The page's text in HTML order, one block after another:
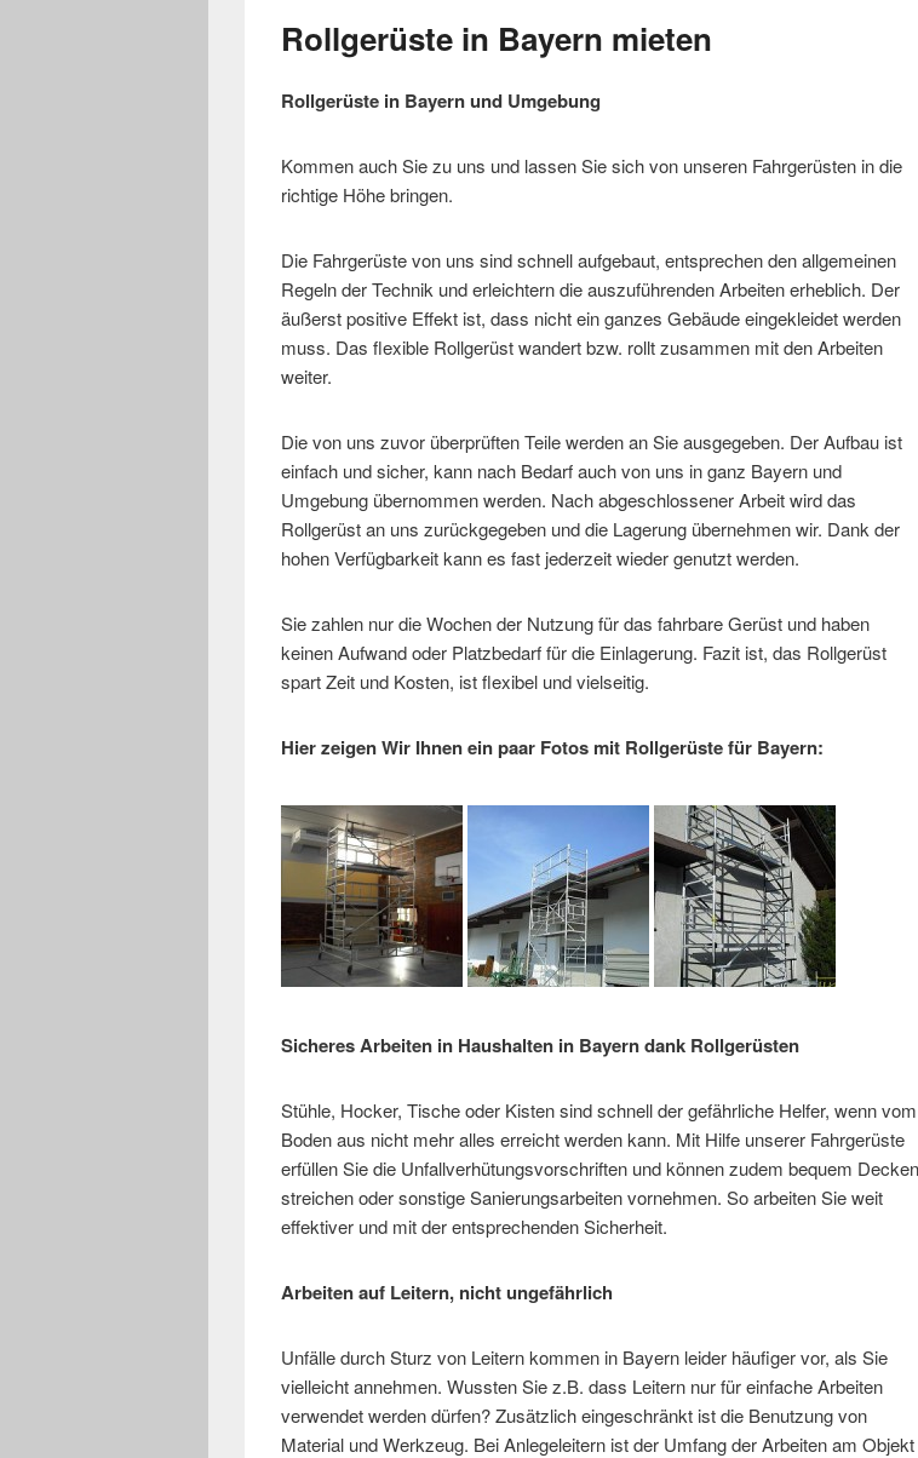
Rollgerüste in Bayern mieten
Rollgerüste in Bayern und Umgebung
Kommen auch Sie zu uns und lassen Sie sich von unseren Fahrgerüsten in die
richtige Höhe bringen.
Die Fahrgerüste von uns sind schnell aufgebaut, entsprechen den allgemeinen
Regeln der Technik und erleichtern die auszuführenden Arbeiten erheblich. Der
äußerst positive Effekt ist, dass nicht ein ganzes Gebäude eingekleidet werden
muss. Das flexible Rollgerüst wandert bzw. rollt zusammen mit den Arbeiten
weiter.
Die von uns zuvor überprüften Teile werden an Sie ausgegeben. Der Aufbau ist
einfach und sicher, kann nach Bedarf auch von uns in ganz Bayern und
Umgebung übernommen werden. Nach abgeschlossener Arbeit wird das
Rollgerüst an uns zurückgegeben und die Lagerung übernehmen wir. Dank der
hohen Verfügbarkeit kann es fast jederzeit wieder genutzt werden.
Sie zahlen nur die Wochen der Nutzung für das fahrbare Gerüst und haben
keinen Aufwand oder Platzbedarf für die Einlagerung. Fazit ist, das Rollgerüst
spart Zeit und Kosten, ist flexibel und vielseitig.
Hier zeigen Wir Ihnen ein paar Fotos mit Rollgerüste für Bayern:
Sicheres Arbeiten in Haushalten in Bayern dank Rollgerüsten
Stühle, Hocker, Tische oder Kisten sind schnell der gefährliche Helfer, wenn vom
Boden aus nicht mehr alles erreicht werden kann. Mit Hilfe unserer Fahrgerüste
erfüllen Sie die Unfallverhütungsvorschriften und können zudem bequem Decken
streichen oder sonstige Sanierungsarbeiten vornehmen. So arbeiten Sie weit
effektiver und mit der entsprechenden Sicherheit.
Arbeiten auf Leitern, nicht ungefährlich
Unfälle durch Sturz von Leitern kommen in Bayern leider häufiger vor, als Sie
vielleicht annehmen. Wussten Sie z.B. dass Leitern nur für einfache Arbeiten
verwendet werden dürfen? Zusätzlich eingeschränkt ist die Benutzung von
Material und Werkzeug. Bei Anlegeleitern ist der Umfang der Arbeiten am Objekt